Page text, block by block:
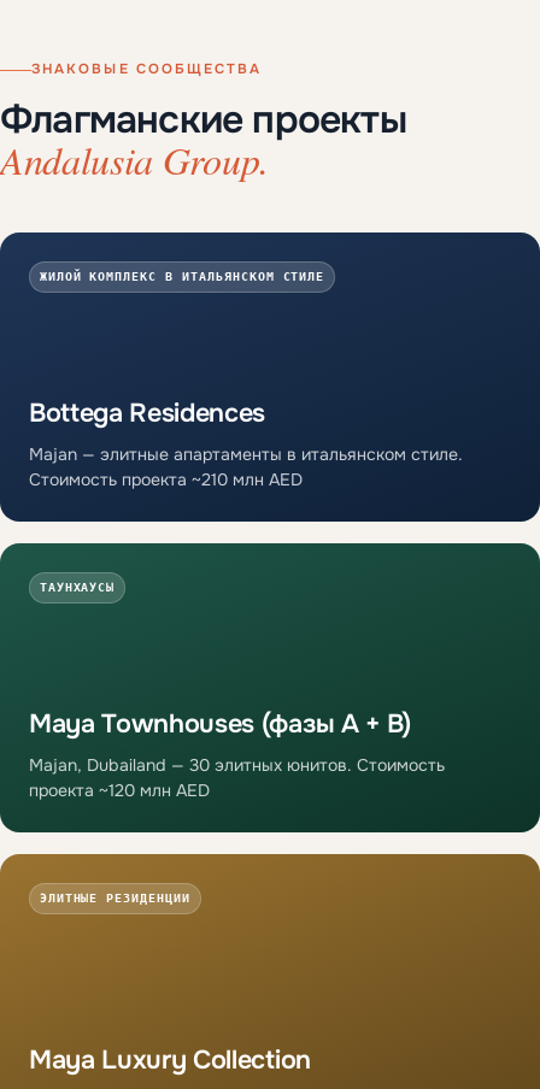
ЗНАКОВЫЕ СООБЩЕСТВА
Флагманские проекты
Andalusia Group.
ЖИЛОЙ КОМПЛЕКС В ИТАЛЬЯНСКОМ СТИЛЕ
Bottega Residences
Majan — элитные апартаменты в итальянском стиле.
Стоимость проекта ~210 млн AED
ТАУНХАУСЫ
Maya Townhouses (фазы A + B)
Majan, Dubailand — 30 элитных юнитов. Стоимость
проекта ~120 млн AED
ЭЛИТНЫЕ РЕЗИДЕНЦИИ
Maya Luxury Collection